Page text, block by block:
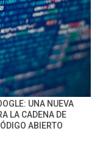
UNA NUEVA
LA CADENA DE
ABIERTO